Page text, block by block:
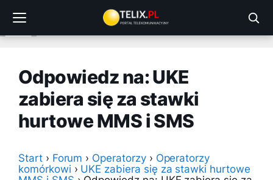
treści
Odpowiedz na: UKE
zabiera się za stawki
hurtowe MMS i SMS
Start › Forum › Operatorzy › Operatorzy
komórkowi › UKE zabiera się za stawki hurtowe